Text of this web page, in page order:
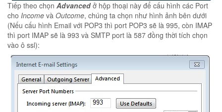
Tiếp theo chọn Advanced ở hộp thoại này để cấu hình các Port
cho Income và Outcome, chúng ta chọn như hình ảnh bên dưới
(Nếu cấu hình Email với POP3 thì port POP3 sẽ là 995, còn IMAP
thì port IMAP sẽ là 993 và SMTP port là 587 đồng thời tích chọn
vào ô ssl):